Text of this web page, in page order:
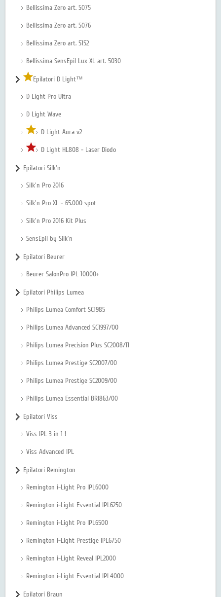
Bellissima Zero art. 5075
Bellissima Zero art. 5076
Bellissima Zero art. 5152
Bellissima SensEpil Lux XL art. 5030
Epilatori D Light™
D Light Pro Ultra
D Light Wave
D Light Aura v2
D Light HL808 - Laser Diodo
Epilatori Silk'n
Silk'n Pro 2016
Silk'n Pro XL - 65.000 spot
Silk'n Pro 2016 Kit Plus
SensEpil by Silk'n
Epilatori Beurer
Beurer SalonPro IPL 10000+
Epilatori Philips Lumea
Philips Lumea Comfort SC1985
Philips Lumea Advanced SC1997/00
Philips Lumea Precision Plus SC2008/11
Philips Lumea Prestige SC2007/00
Philips Lumea Prestige SC2009/00
Philips Lumea Essential BRI863/00
Epilatori Viss
Viss IPL 3 in 1 !
Viss Advanced IPL
Epilatori Remington
Remington i-Light Pro IPL6000
Remington i-Light Essential IPL6250
Remington i-Light Pro IPL6500
Remington i-Light Prestige IPL6750
Remington i-Light Reveal IPL2000
Remington i-Light Essential IPL4000
Epilatori Braun